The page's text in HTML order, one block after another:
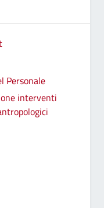
Personale
interventi